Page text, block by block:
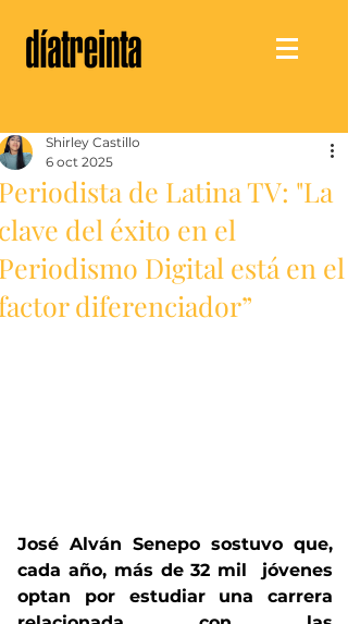
de Latina TV: "La
del éxito en el
Digital está en el
diferenciador”
Shirley Castillo
6 oct 2025
José Alván Senepo sostuvo que,
cada año, más de 32 mil  jóvenes
optan por estudiar una carrera